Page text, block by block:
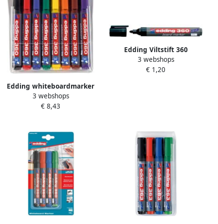
Edding whiteboardmarker
360 etui met 8 stuks in
geassorteerde kleuren
3 webshops
€ 8,43
Edding Viltstift 360
whiteboard rond zwart
3mm
3 webshops
€ 1,20